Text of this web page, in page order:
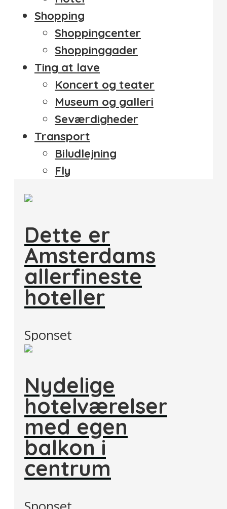
Shopping
Shoppingcenter
Shoppinggader
Ting at lave
Koncert og teater
Museum og galleri
Seværdigheder
Transport
Biludlejning
Fly
Dette er
Amsterdams
allerfineste
hoteller
Sponset
Nydelige
hotelværelser
med egen
balkon i
centrum